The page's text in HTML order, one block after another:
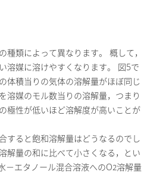
類によって異なります。 概して，
溶媒に溶けやすくなります。 図5で
体積当りの気体の溶解量がほぼ同じ
溶媒のモル数当りの溶解量，つまり
極性が低いほど溶解度が高いことが
すると飽和溶解量はどうなるのでし
解量の和に比べて小さくなる，とい
－エタノール混合溶液へのO2溶解量